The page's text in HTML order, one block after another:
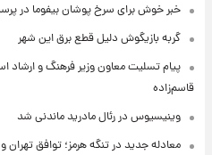
خبر خوش برای سرخ پوشان بیفوما در
گربه بازیگوش دلیل قطع برق این شهر
پیام تسلیت معاون وزیر فرهنگ و ارشاد
قاسم‌زاده
وینیسیوس در رئال مادرید ماندنی شد
معادله جدید در تنگه هرمز؛ توافق